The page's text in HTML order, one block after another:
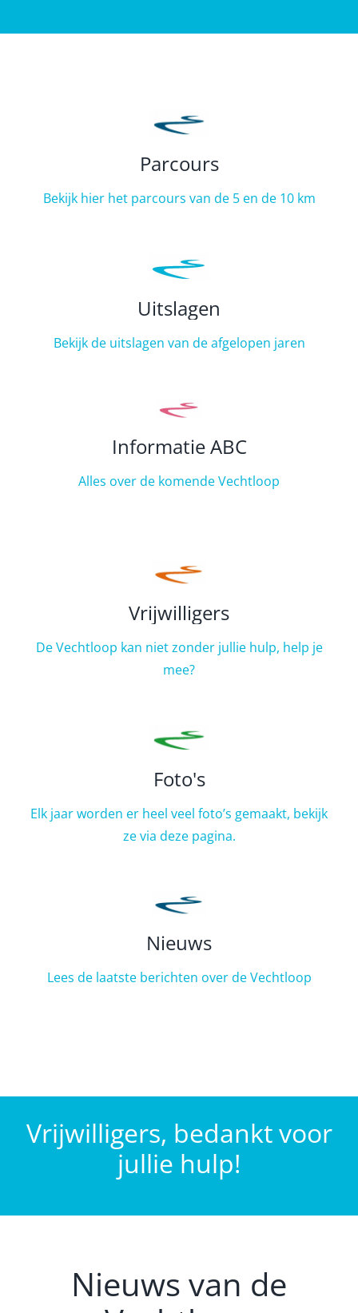
Parcours
Bekijk hier het parcours van de 5 en de 10 km
Uitslagen
Bekijk de uitslagen van de afgelopen jaren
Informatie ABC
Alles over de komende Vechtloop
Vrijwilligers
De Vechtloop kan niet zonder jullie hulp, help je
mee?
Foto's
Elk jaar worden er heel veel foto’s gemaakt, bekijk
ze via deze pagina.
Nieuws
Lees de laatste berichten over de Vechtloop
Vrijwilligers, bedankt voor
jullie hulp!
Nieuws van de